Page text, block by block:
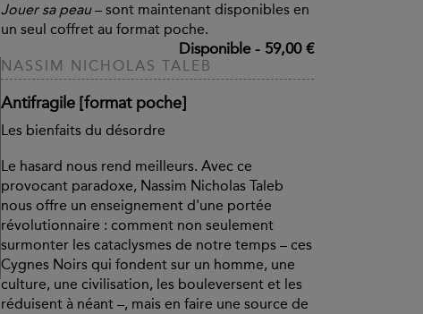
Jouer sa peau– sont maintenant disponibles en
un seul coffret au format poche.
Disponible- 59,00 €
NASSIM NICHOLAS TALEB
Antifragile [format poche]
Les bienfaits du désordre
Le hasard nous rend meilleurs. Avec ce
provocant paradoxe, Nassim Nicholas Taleb
nous offre un enseignement d'une portée
révolutionnaire : comment non seulement
surmonter les cataclysmes de notre temps – ces
Cygnes Noirs qui fondent sur un homme, une
culture, une civilisation, les bouleversent et les
réduisent à néant –, mais en faire une source de